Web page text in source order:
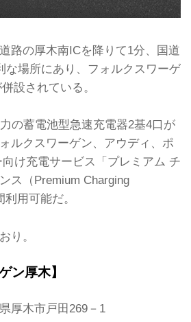
路の厚木南ICを降りて1分、国道
な場所にあり、フォルクスワーゲ
設されている。
の蓄電池型急速充電器2基4口が
ルクスワーゲン、アウディ、ポ
け充電サービス「プレミアム チ
ス（Premium Charging
用可能だ。
り。
ン厚木】
厚木市戸田269－1